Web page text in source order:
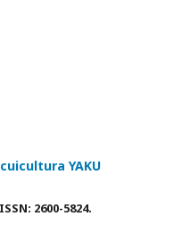
YAKU
2600-5824.